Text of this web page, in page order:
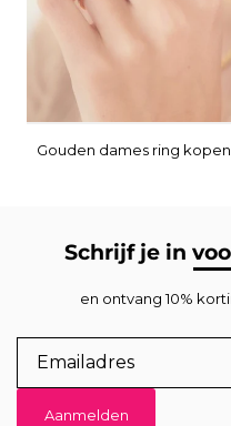
Gouden dames ring kopen
Schrijf je in
en ontvang 10%
Aanmelden